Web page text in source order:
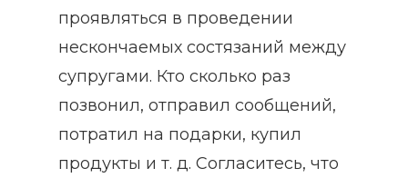
проявляться в проведении
нескончаемых состязаний между
супругами. Кто сколько раз
позвонил, отправил сообщений,
потратил на подарки, купил
продукты и т. д. Согласитесь, что